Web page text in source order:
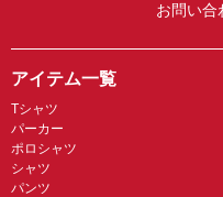
お問い合
アイテム一覧
Tシャツ
パーカー
ポロシャツ
シャツ
パンツ